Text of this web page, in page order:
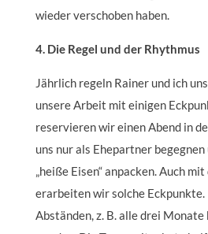
wieder verschoben haben.
4. Die Regel und der Rhythmus
Jährlich regeln Rainer und ich
unsere Arbeit mit einigen
reservieren wir einen Abend in
uns nur als Ehepartner
„heiße Eisen“ anpacken. Auch
erarbeiten wir solche
Abständen, z. B. alle drei